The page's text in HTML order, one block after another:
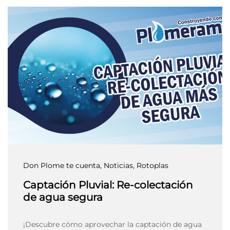
Don Plome te cuenta, Noticias, Rotoplas
Captación Pluvial: Re-colectación
de agua segura
¡Descubre cómo aprovechar la captación de agua